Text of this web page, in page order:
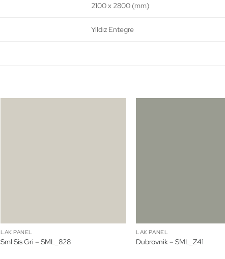
2100 x 2800 (mm)
Yıldız Entegre
LAK PANEL
Sml Sis Gri – SML_828
LAK PANEL
Dubrovnik – SML_Z41